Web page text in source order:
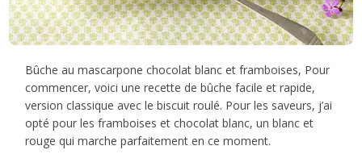
Bûche au mascarpone chocolat blanc et framboises, Pour
commencer, voici une recette de bûche facile et rapide,
version classique avec le biscuit roulé. Pour les saveurs, j’ai
opté pour les framboises et chocolat blanc, un blanc et
rouge qui marche parfaitement en ce moment.